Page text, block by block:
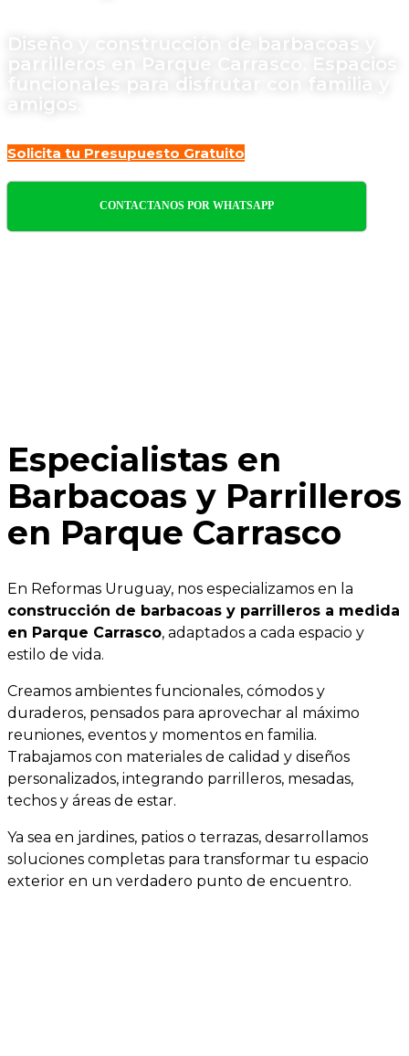
Diseño y construcción de barbacoas y
parrilleros en Parque Carrasco. Espacios
funcionales para disfrutar con familia y
amigos.
Solicita tu Presupuesto Gratuito
CONTACTANOS POR WHATSAPP
Especialistas en
Barbacoas y Parrilleros
en Parque Carrasco
En Reformas Uruguay, nos especializamos en la
construcción de barbacoas y parrilleros a medida
en Parque Carrasco, adaptados a cada espacio y
estilo de vida.
Creamos ambientes funcionales, cómodos y
duraderos, pensados para aprovechar al máximo
reuniones, eventos y momentos en familia.
Trabajamos con materiales de calidad y diseños
personalizados, integrando parrilleros, mesadas,
techos y áreas de estar.
Ya sea en jardines, patios o terrazas, desarrollamos
soluciones completas para transformar tu espacio
exterior en un verdadero punto de encuentro.